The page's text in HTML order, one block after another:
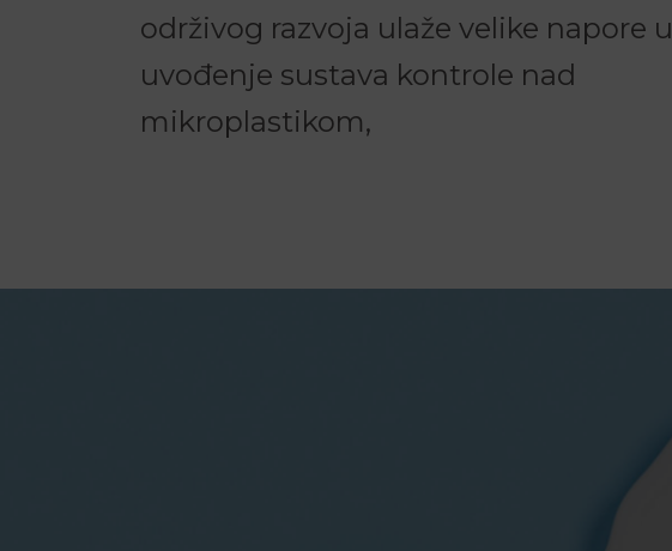
održivog razvoja ulaže velike napore u
uvođenje sustava kontrole nad
mikroplastikom,